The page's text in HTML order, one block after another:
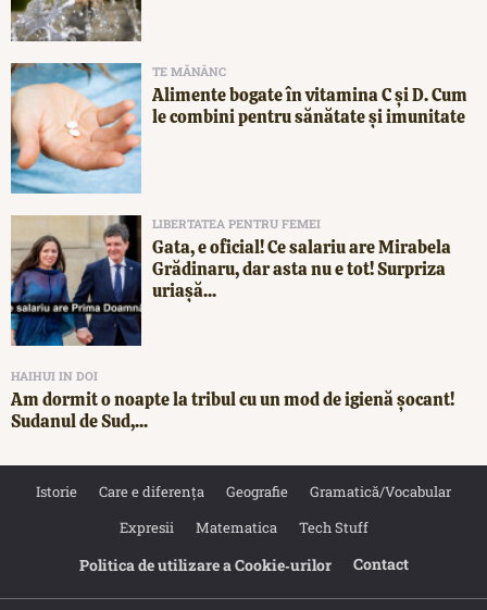
TE MĂNÂNC
Alimente bogate în vitamina C și D. Cum
le combini pentru sănătate și imunitate
LIBERTATEA PENTRU FEMEI
Gata, e oficial! Ce salariu are Mirabela
Grădinaru, dar asta nu e tot! Surpriza
uriașă...
HAIHUI IN DOI
Am dormit o noapte la tribul cu un mod de igienă șocant!
Sudanul de Sud,...
Istorie Care e diferența Geografie
Gramatică/Vocabular
Expresii
Matematica Tech Stuff
Politica de utilizare a Cookie‐urilor Contact